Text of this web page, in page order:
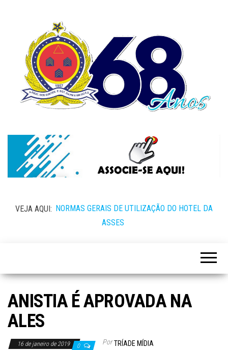
VEJA AQUI: NORMAS GERAIS DE UTILIZAÇÃO DO HOTEL DA
ASSES
ANISTIA É APROVADA NA
ALES
16 de janeiro de 2019 0 Por TRÍADE MÍDIA